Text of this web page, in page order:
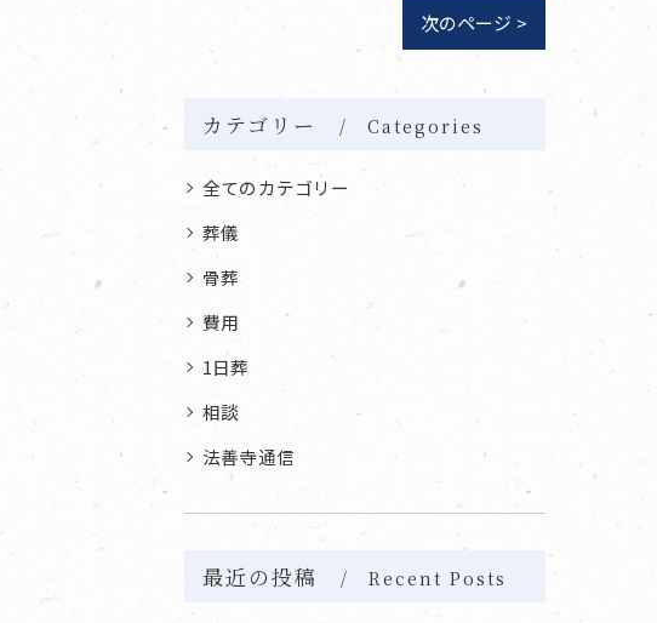
次のページ >
カテゴリー Categories
全てのカテゴリー
葬儀
骨葬
費用
1日葬
相談
法善寺通信
最近の投稿 Recent Posts